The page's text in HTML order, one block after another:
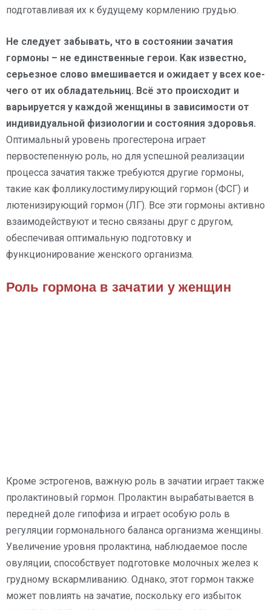
подготавливая их к будущему кормлению грудью.
Не следует забывать, что в состоянии зачатия
гормоны – не единственные герои. Как известно,
серьезное слово вмешивается и ожидает у всех кое-
чего от их обладательниц. Всё это происходит и
варьируется у каждой женщины в зависимости от
индивидуальной физиологии и состояния здоровья.
Оптимальный уровень прогестерона играет
первостепенную роль, но для успешной реализации
процесса зачатия также требуются другие гормоны,
такие как фолликулостимулирующий гормон (ФСГ) и
лютенизирующий гормон (ЛГ). Все эти гормоны активно
взаимодействуют и тесно связаны друг с другом,
обеспечивая оптимальную подготовку и
функционирование женского организма.
Роль гормона в зачатии у женщин
Кроме эстрогенов, важную роль в зачатии играет также
пролактиновый гормон. Пролактин вырабатывается в
передней доле гипофиза и играет особую роль в
регуляции гормонального баланса организма женщины.
Увеличение уровня пролактина, наблюдаемое после
овуляции, способствует подготовке молочных желез к
грудному вскармливанию. Однако, этот гормон также
может повлиять на зачатие, поскольку его избыток